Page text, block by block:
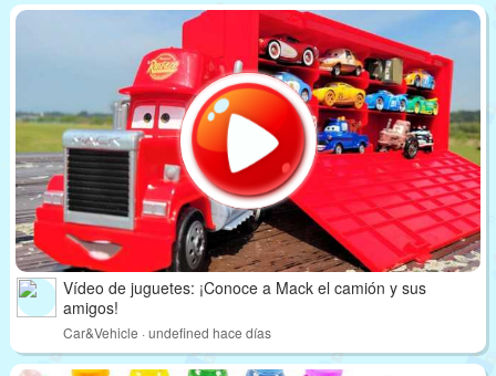
Vídeo de juguetes: ¡Conoce a Mack el camión y sus
amigos!
Car&Vehicle · undefined hace días